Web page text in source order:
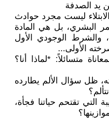
يد الصدفة
ليست مجرد حوادث
البشري، بل هي المادة
والشرط الوجودي الأول
الأولى...
متسائلاً: *لماذا أنا؟
ظل سؤال الألم يطارده
التي تقتحم حياتنا فجأة،